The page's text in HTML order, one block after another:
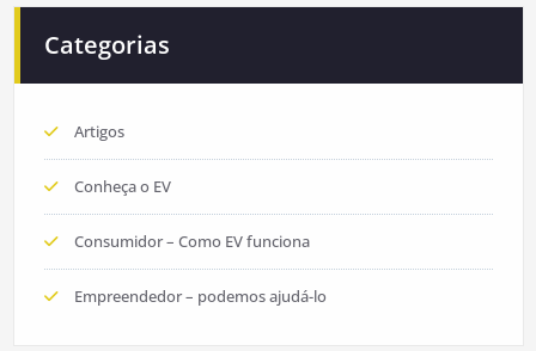
Categorias
Artigos
Conheça o EV
Consumidor – Como EV funciona
Empreendedor – podemos ajudá-lo